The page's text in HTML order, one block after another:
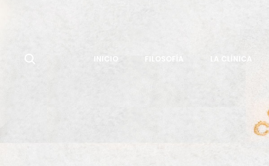
INICIO FILOSOFÍA LA CLÍNICA